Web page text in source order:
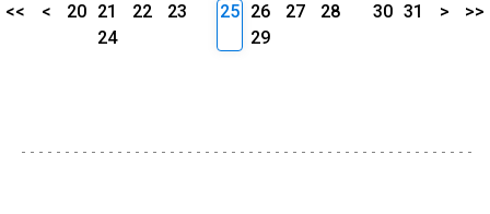
<< < 20 21 22
23
24
25 26 27
28
29
30 31 > >>